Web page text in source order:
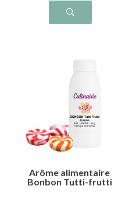
Arôme alimentaire
Bonbon Tutti-frutti